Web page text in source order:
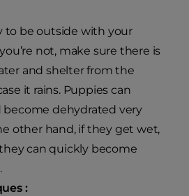
to be outside with your
not, make sure there is
and shelter from the
it rains. Puppies can
become dehydrated very
other hand, if they get wet,
can quickly become
: